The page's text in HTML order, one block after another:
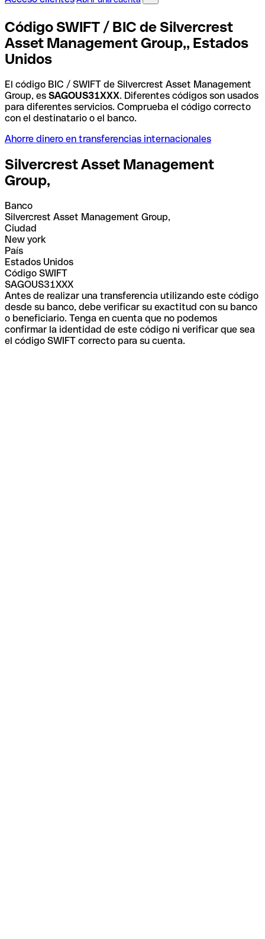
Código SWIFT / BIC de Silvercrest
Asset Management Group,, Estados
Unidos
El código BIC / SWIFT de Silvercrest Asset Management
Group, es SAGOUS31XXX. Diferentes códigos son usados
para diferentes servicios. Comprueba el código correcto
con el destinatario o el banco.
Ahorre dinero en transferencias internacionales
Silvercrest Asset Management
Group,
Banco
Silvercrest Asset Management Group,
Ciudad
New york
País
Estados Unidos
Código SWIFT
SAGOUS31XXX
Antes de realizar una transferencia utilizando este código
desde su banco, debe verificar su exactitud con su banco
o beneficiario. Tenga en cuenta que no podemos
confirmar la identidad de este código ni verificar que sea
el código SWIFT correcto para su cuenta.